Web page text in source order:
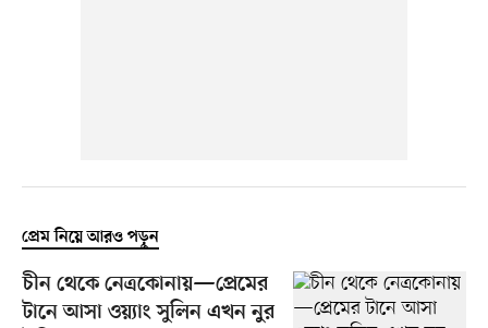
প্রেম নিয়ে আরও পড়ুন
চীন থেকে নেত্রকোনায়—প্রেমের
টানে আসা ওয়্যাং সুলিন এখন নুর